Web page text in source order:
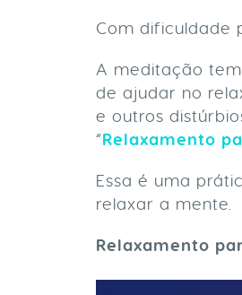
Com dificuldade
A meditação
de ajudar no
e outros
“Relaxamento
Essa é uma
relaxar a mente.
Relaxamento